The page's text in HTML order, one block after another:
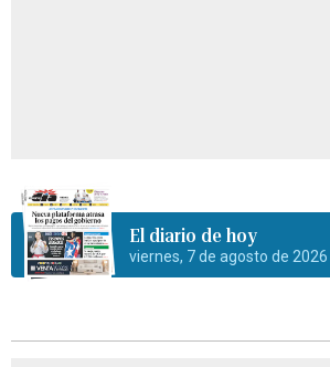
El diario de hoy
viernes, 7 de agosto de 2026